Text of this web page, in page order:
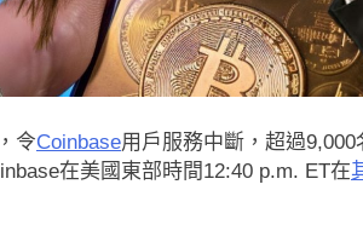
令Coinbase用戶服務中斷，超過
在美國東部時間12:40 p.m. ET在